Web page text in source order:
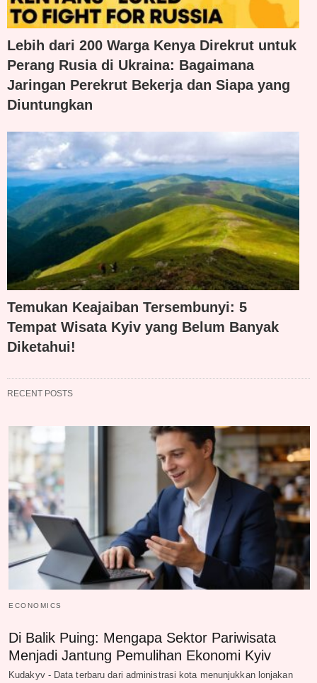
Lebih dari 200 Warga Kenya Direkrut untuk
Perang Rusia di Ukraina: Bagaimana
Jaringan Perekrut Bekerja dan Siapa yang
Diuntungkan
Temukan Keajaiban Tersembunyi: 5
Tempat Wisata Kyiv yang Belum Banyak
Diketahui!
RECENT POSTS
ECONOMICS
Di Balik Puing: Mengapa Sektor Pariwisata
Menjadi Jantung Pemulihan Ekonomi Kyiv
Kudakyv - Data terbaru dari administrasi kota menunjukkan lonjakan